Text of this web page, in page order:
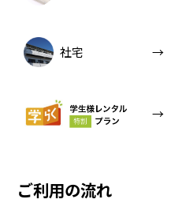
社宅
ご利用の流れ